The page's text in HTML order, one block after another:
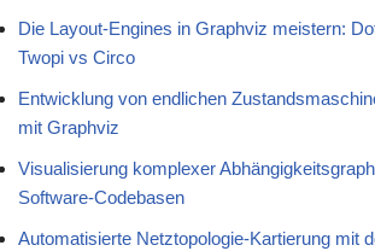
Die Layout-Engines in Graphviz meistern:
Twopi vs Circo
Entwicklung von endlichen
mit Graphviz
Visualisierung komplexer
Software-Codebasen
Automatisierte Netztopologie-Kartierung mit